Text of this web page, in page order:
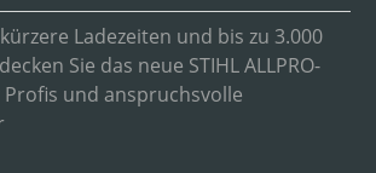
Ladezeiten und bis zu 3.000
Sie das neue STIHL ALLPRO-
und anspruchsvolle